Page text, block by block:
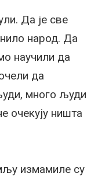
Да је све
народ. Да
научили да
да
много људи
очекују ништа
измамиле су